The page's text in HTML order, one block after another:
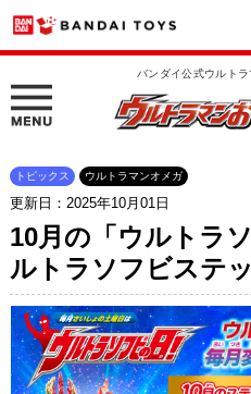
バンダイ公式ウルト
更新日：2025年10月01日
トピックス ウルトラマンオメガ
10月の「ウルトラ
ルトラソフビステ